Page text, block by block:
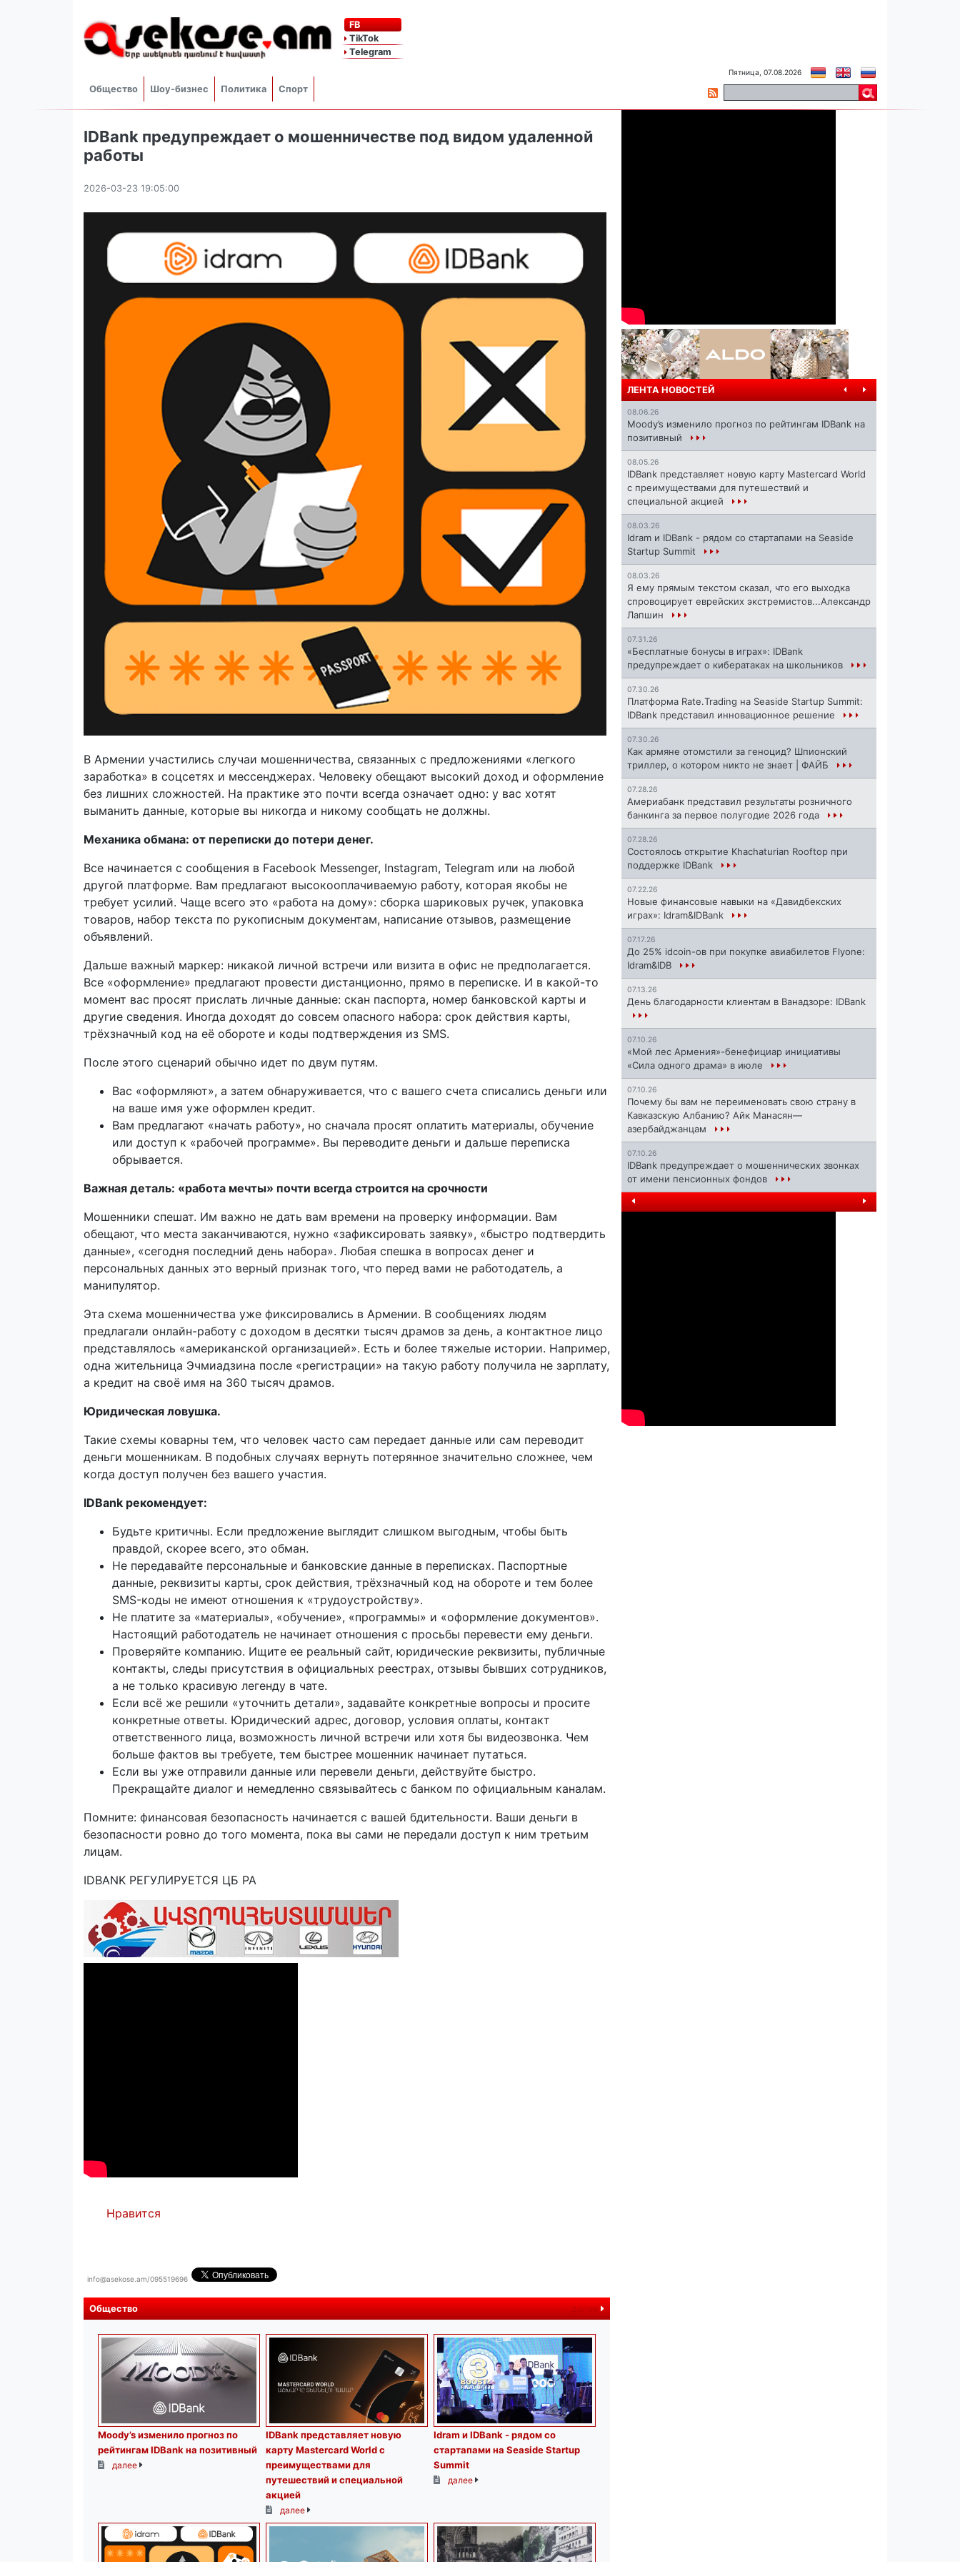
FB
TikTok
Telegram
Общество Шоу-бизнес Политика Спорт
Пятница, 07.08.2026
IDBank предупреждает о мошенничестве под видом удаленной
работы
2026-03-23 19:05:00
В Армении участились случаи мошенничества, связанных с предложениями «легкого
заработка» в соцсетях и мессенджерах. Человеку обещают высокий доход и оформление
без лишних сложностей. На практике это почти всегда означает одно: у вас хотят
выманить данные, которые вы никогда и никому сообщать не должны.
Механика обмана: от переписки до потери денег.
Все начинается с сообщения в Facebook Messenger, Instagram, Telegram или на любой
другой платформе. Вам предлагают высокооплачиваемую работу, которая якобы не
требует усилий. Чаще всего это «работа на дому»: сборка шариковых ручек, упаковка
товаров, набор текста по рукописным документам, написание отзывов, размещение
объявлений.
Дальше важный маркер: никакой личной встречи или визита в офис не предполагается.
Все «оформление» предлагают провести дистанционно, прямо в переписке. И в какой-то
момент вас просят прислать личные данные: скан паспорта, номер банковской карты и
другие сведения. Иногда доходят до совсем опасного набора: срок действия карты,
трёхзначный код на её обороте и коды подтверждения из SMS.
После этого сценарий обычно идет по двум путям.
Вас «оформляют», а затем обнаруживается, что с вашего счета списались деньги или
на ваше имя уже оформлен кредит.
Вам предлагают «начать работу», но сначала просят оплатить материалы, обучение
или доступ к «рабочей программе». Вы переводите деньги и дальше переписка
обрывается.
Важная деталь: «работа мечты» почти всегда строится на срочности
Мошенники спешат. Им важно не дать вам времени на проверку информации. Вам
обещают, что места заканчиваются, нужно «зафиксировать заявку», «быстро подтвердить
данные», «сегодня последний день набора». Любая спешка в вопросах денег и
персональных данных это верный признак того, что перед вами не работодатель, а
манипулятор.
Эта схема мошенничества уже фиксировались в Армении. В сообщениях людям
предлагали онлайн-работу с доходом в десятки тысяч драмов за день, а контактное лицо
представлялось «американской организацией». Есть и более тяжелые истории. Например,
одна жительница Эчмиадзина после «регистрации» на такую работу получила не зарплату,
а кредит на своё имя на 360 тысяч драмов.
Юридическая ловушка.
Такие схемы коварны тем, что человек часто сам передает данные или сам переводит
деньги мошенникам. В подобных случаях вернуть потерянное значительно сложнее, чем
когда доступ получен без вашего участия.
IDBank рекомендует:
Будьте критичны. Если предложение выглядит слишком выгодным, чтобы быть
правдой, скорее всего, это обман.
Не передавайте персональные и банковские данные в переписках. Паспортные
данные, реквизиты карты, срок действия, трёхзначный код на обороте и тем более
SMS-коды не имеют отношения к «трудоустройству».
Не платите за «материалы», «обучение», «программы» и «оформление документов».
Настоящий работодатель не начинает отношения с просьбы перевести ему деньги.
Проверяйте компанию. Ищите ее реальный сайт, юридические реквизиты, публичные
контакты, следы присутствия в официальных реестрах, отзывы бывших сотрудников,
а не только красивую легенду в чате.
Если всё же решили «уточнить детали», задавайте конкретные вопросы и просите
конкретные ответы. Юридический адрес, договор, условия оплаты, контакт
ответственного лица, возможность личной встречи или хотя бы видеозвонка. Чем
больше фактов вы требуете, тем быстрее мошенник начинает путаться.
Если вы уже отправили данные или перевели деньги, действуйте быстро.
Прекращайте диалог и немедленно связывайтесь с банком по официальным каналам.
Помните: финансовая безопасность начинается с вашей бдительности. Ваши деньги в
безопасности ровно до того момента, пока вы сами не передали доступ к ним третьим
лицам.
IDBANK РЕГУЛИРУЕТСЯ ЦБ РА
Нравится
info@asekose.am/095519696
Общество далее
Moody’s изменило прогноз по
рейтингам IDBank на позитивный
далее
IDBank представляет новую
карту Mastercard World с
преимуществами для
путешествий и специальной
акцией
далее
Idram и IDBank - рядом со
стартапами на Seaside Startup
Summit
далее
ЛЕНТА НОВОСТЕЙ
08.06.26
Moody’s изменило прогноз по рейтингам IDBank на
позитивный
08.05.26
IDBank представляет новую карту Mastercard World
с преимуществами для путешествий и
специальной акцией
08.03.26
Idram и IDBank - рядом со стартапами на Seaside
Startup Summit
08.03.26
Я ему прямым текстом сказал, что его выходка
спровоцирует еврейских экстремистов...Александр
Лапшин
07.31.26
«Бесплатные бонусы в играх»: IDBank
предупреждает о кибератаках на школьников
07.30.26
Платформа Rate.Trading на Seaside Startup Summit:
IDBank представил инновационное решение
07.30.26
Как армяне отомстили за геноцид? Шпионский
триллер, о котором никто не знает | ФАЙБ
07.28.26
Америабанк представил результаты розничного
банкинга за первое полугодие 2026 года
07.28.26
Состоялось открытие Khachaturian Rooftop при
поддержке IDBank
07.22.26
Новые финансовые навыки на «Давидбекских
играх»: Idram&IDBank
07.17.26
До 25% idcoin-ов при покупке авиабилетов Flyone:
Idram&IDB
07.13.26
День благодарности клиентам в Ванадзоре: IDBank
07.10.26
«Мой лес Армения»-бенефициар инициативы
«Сила одного драма» в июле
07.10.26
Почему бы вам не переименовать свою страну в
Кавказскую Албанию? Айк Манасян—
азербайджанцам
07.10.26
IDBank предупреждает о мошеннических звонках
от имени пенсионных фондов